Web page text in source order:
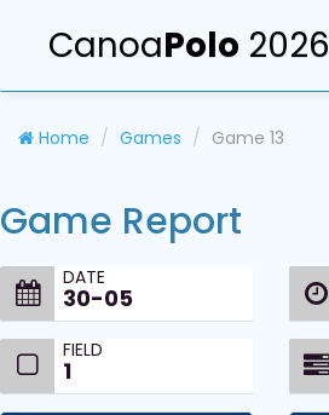
CanoaPolo 2026
Home Games Game 13
Game Report
DATE
30-05
FIELD
1